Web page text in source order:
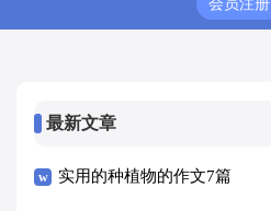
会员注册
最新文章
实用的种植物的作文7篇